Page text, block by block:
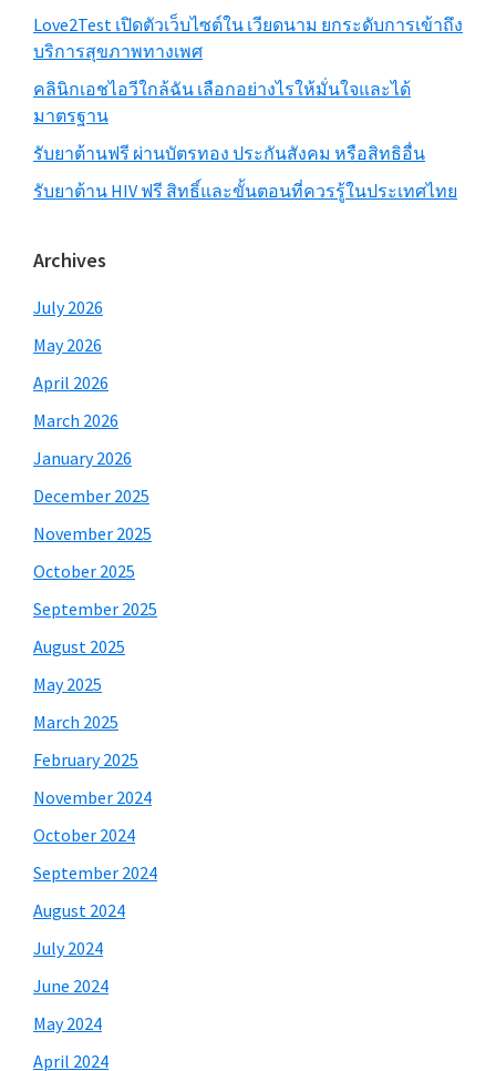
Love2Test เปิดตัวเว็บไซต์ใน เวียดนาม ยกระดับการเข้าถึง
บริการสุขภาพทางเพศ
คลินิกเอชไอวีใกล้ฉัน เลือกอย่างไรให้มั่นใจและได้
มาตรฐาน
รับยาต้านฟรี ผ่านบัตรทอง ประกันสังคม หรือสิทธิอื่น
รับยาต้าน HIV ฟรี สิทธิ์และขั้นตอนที่ควรรู้ในประเทศไทย
Archives
July 2026
May 2026
April 2026
March 2026
January 2026
December 2025
November 2025
October 2025
September 2025
August 2025
May 2025
March 2025
February 2025
November 2024
October 2024
September 2024
August 2024
July 2024
June 2024
May 2024
April 2024